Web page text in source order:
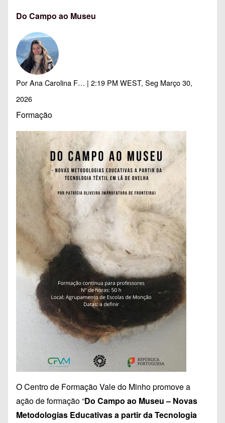
Do Campo ao Museu
PorAna Carolina F… | 2:19 PM WEST, Seg Março 30,
2026
Formação
O Centro de Formação Vale do Minho promove a
ação de formação “Do Campo ao Museu – Novas
Metodologias Educativas a partir da Tecnologia